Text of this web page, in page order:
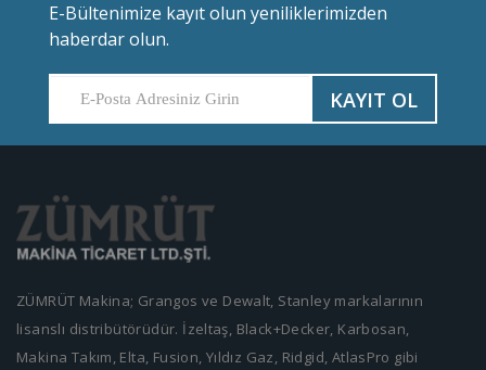
E-Bültenimize kayıt olun yeniliklerimizden
haberdar olun.
KAYIT OL
ZÜMRÜT Makina; Grangos ve Dewalt, Stanley markalarının
lisanslı distribütörüdür. İzeltaş, Black+Decker, Karbosan,
Makina Takım, Elta, Fusion, Yıldız Gaz, Ridgid, AtlasPro gibi